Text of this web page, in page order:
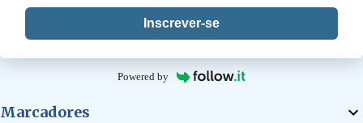
Inscrever-se
Powered by
Marcadores